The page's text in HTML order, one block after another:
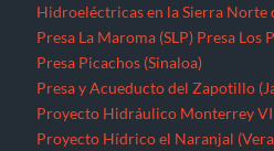
Hidroeléctricas en la Sierra Norte
Presa La Maroma (SLP) Presa Los
Presa Picachos (Sinaloa)
Presa y Acueducto del Zapotillo
Proyecto Hidráulico Monterrey VI
Proyecto Hídrico el Naranjal